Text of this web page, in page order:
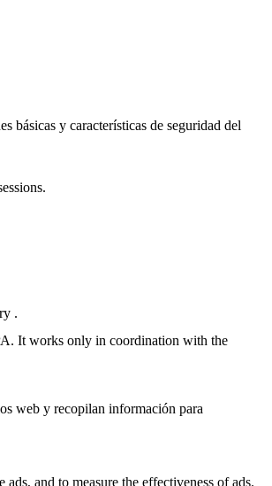
básicas y características de seguridad del
.
It works only in coordination with the
web y recopilan información para
and to measure the effectiveness of ads.